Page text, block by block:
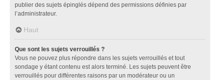
publier des sujets épinglés dépend des permissions définies par
l’administrateur.
Haut
Que sont les sujets verrouillés ?
Vous ne pouvez plus répondre dans les sujets verrouillés et tout
sondage y étant contenu est alors terminé. Les sujets peuvent être
verrouillés pour différentes raisons par un modérateur ou un